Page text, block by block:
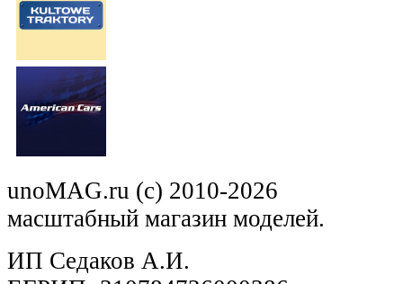
unoMAG.ru (c) 2010-2026
масштабный магазин моделей.
ИП Седаков А.И.